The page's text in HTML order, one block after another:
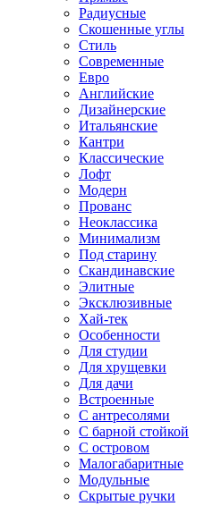
Радиусные
Скошенные углы
Стиль
Современные
Евро
Английские
Дизайнерские
Итальянские
Кантри
Классические
Лофт
Модерн
Прованс
Неоклассика
Минимализм
Под старину
Скандинавские
Элитные
Эксклюзивные
Хай-тек
Особенности
Для студии
Для хрущевки
Для дачи
Встроенные
С антресолями
С барной стойкой
С островом
Малогабаритные
Модульные
Скрытые ручки